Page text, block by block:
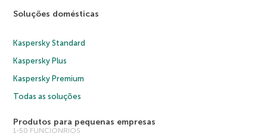
Soluções domésticas
Kaspersky Standard
Kaspersky Plus
Kaspersky Premium
Todas as soluções
Produtos para pequenas empresas
1-50 FUNCIONRIOS